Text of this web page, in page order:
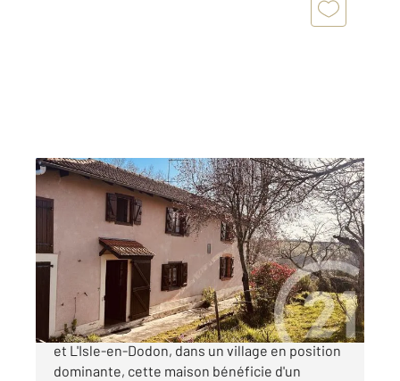
MONTBERNARD 31
118 m2, 4 pièces
Maison à vendre
118 500 €
Idéalement située entre Boulogne-sur-Gesse
et L'Isle-en-Dodon, dans un village en position
dominante, cette maison bénéficie d'un